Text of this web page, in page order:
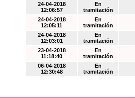
24-04-2018
12:06:57
En
tramitación
24-04-2018
12:05:11
En
tramitación
24-04-2018
12:03:01
En
tramitación
23-04-2018
11:18:40
En
tramitación
06-04-2018
12:30:48
En
tramitación